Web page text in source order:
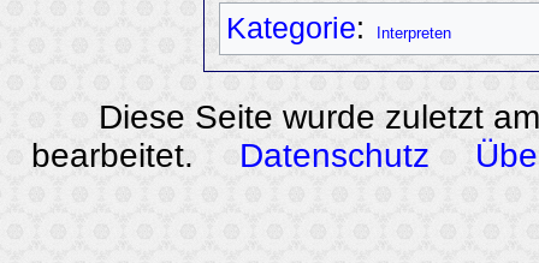
Kategorie: Interpreten
Diese Seite wurde zuletzt
bearbeitet.
Datenschutz